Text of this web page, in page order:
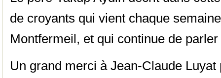
de croyants qui vient chaque
Montfermeil, et qui continue de
Un grand merci à Jean-Claude